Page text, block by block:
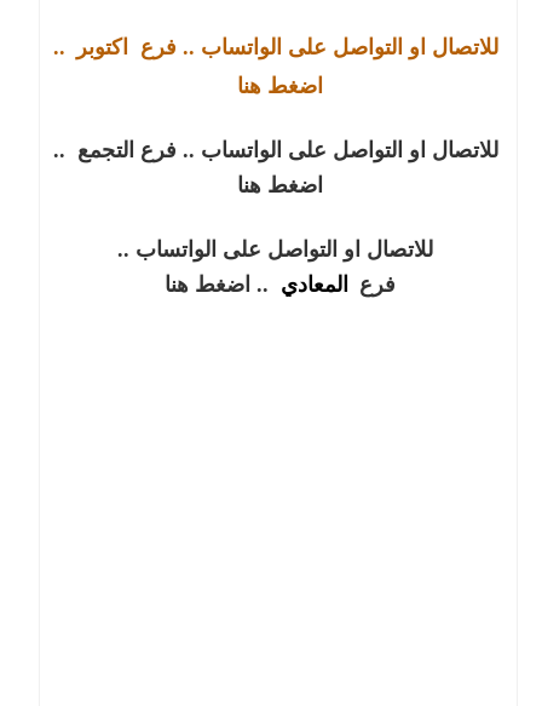
للاتصال او التواصل على الواتساب .. فرع اكتوبر
..
اضغط هنا
للاتصال او التواصل على الواتساب .. فرع التجمع ..
اضغط هنا
للاتصال او التواصل على الواتساب ..
فرع
المعادي .. اضغط هنا